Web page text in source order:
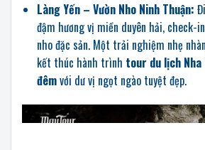
Làng Yến – Vườn Nho Ninh Thuận:
đậm hương vị miền duyên hải, check-
nho đặc sản. Một trải nghiệm nhẹ
kết thúc hành trình tour du lịch
đêmvới dư vị ngọt ngào tuyệt đẹp.